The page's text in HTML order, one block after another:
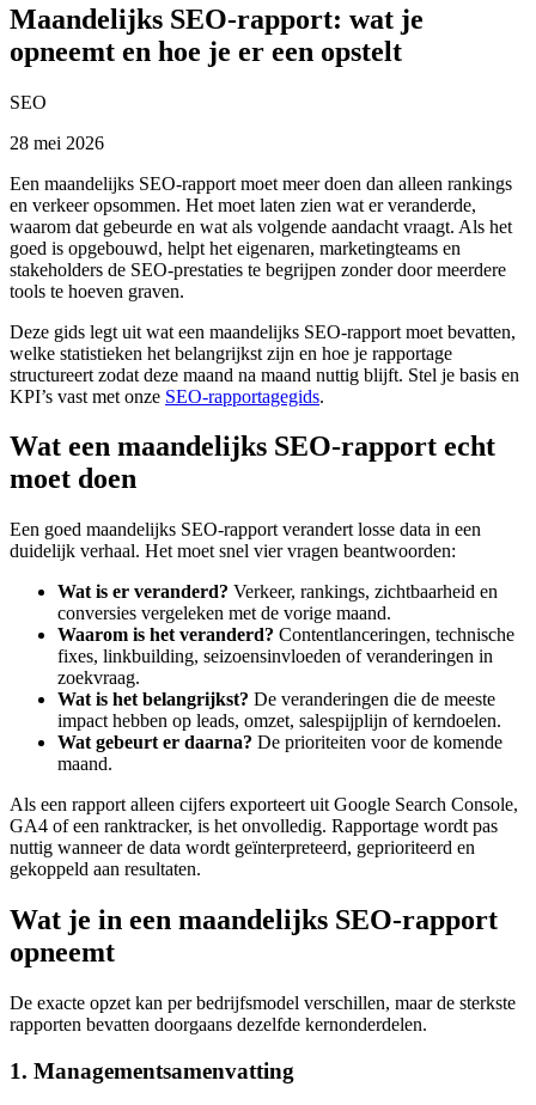
Maandelijks SEO-rapport: wat je
opneemt en hoe je er een opstelt
SEO
28 mei 2026
Een maandelijks SEO-rapport moet meer doen dan alleen rankings
en verkeer opsommen. Het moet laten zien wat er veranderde,
waarom dat gebeurde en wat als volgende aandacht vraagt. Als het
goed is opgebouwd, helpt het eigenaren, marketingteams en
stakeholders de SEO-prestaties te begrijpen zonder door meerdere
tools te hoeven graven.
Deze gids legt uit wat een maandelijks SEO-rapport moet bevatten,
welke statistieken het belangrijkst zijn en hoe je rapportage
structureert zodat deze maand na maand nuttig blijft. Stel je basis en
KPI’s vast met onze SEO-rapportagegids.
Wat een maandelijks SEO-rapport echt
moet doen
Een goed maandelijks SEO-rapport verandert losse data in een
duidelijk verhaal. Het moet snel vier vragen beantwoorden:
Wat is er veranderd? Verkeer, rankings, zichtbaarheid en
conversies vergeleken met de vorige maand.
Waarom is het veranderd? Contentlanceringen, technische
fixes, linkbuilding, seizoensinvloeden of veranderingen in
zoekvraag.
Wat is het belangrijkst? De veranderingen die de meeste
impact hebben op leads, omzet, salespijplijn of kerndoelen.
Wat gebeurt er daarna? De prioriteiten voor de komende
maand.
Als een rapport alleen cijfers exporteert uit Google Search Console,
GA4 of een ranktracker, is het onvolledig. Rapportage wordt pas
nuttig wanneer de data wordt geïnterpreteerd, geprioriteerd en
gekoppeld aan resultaten.
Wat je in een maandelijks SEO-rapport
opneemt
De exacte opzet kan per bedrijfsmodel verschillen, maar de sterkste
rapporten bevatten doorgaans dezelfde kernonderdelen.
1. Managementsamenvatting